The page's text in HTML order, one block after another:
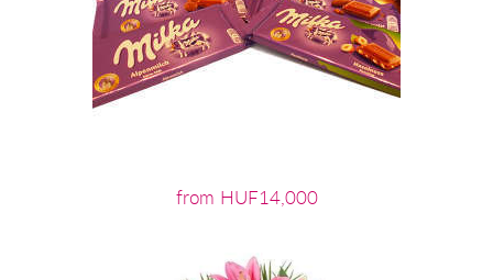
from HUF14,000